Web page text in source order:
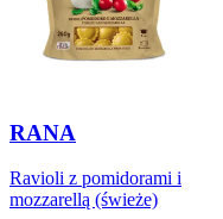
RANA
Ravioli z pomidorami i
mozzarellą (świeże)